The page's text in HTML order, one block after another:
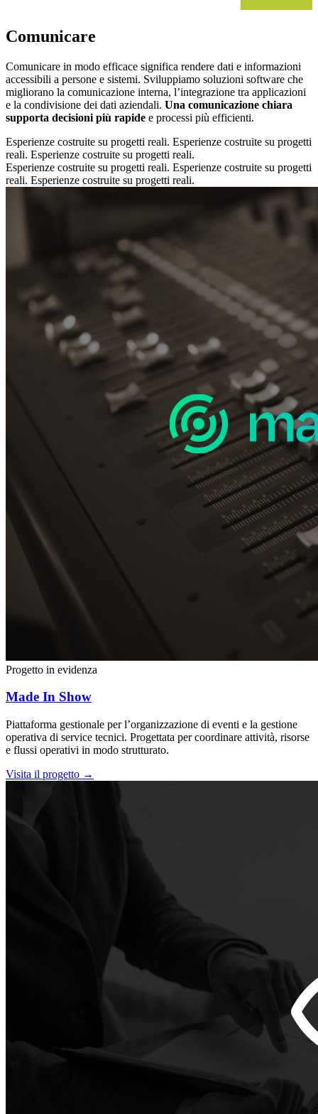
Comunicare
Comunicare in modo efficace significa rendere dati e informazioni
accessibili a persone e sistemi. Sviluppiamo soluzioni software che
migliorano la comunicazione interna, l’integrazione tra applicazioni
e la condivisione dei dati aziendali. Una comunicazione chiara
supporta decisioni più rapide e processi più efficienti.
Esperienze costruite su progetti reali. Esperienze costruite su progetti
reali. Esperienze costruite su progetti reali.
Esperienze costruite su progetti reali. Esperienze costruite su progetti
reali. Esperienze costruite su progetti reali.
Progetto in evidenza
Made In Show
Piattaforma gestionale per l’organizzazione di eventi e la gestione
operativa di service tecnici. Progettata per coordinare attività, risorse
e flussi operativi in modo strutturato.
Visita il progetto →